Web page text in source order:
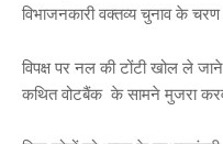
विभाजनकारी वक्तव्य चुनाव के
विपक्ष पर नल की टोंटी खोल ले
कथित वोटबैंक के सामने मुजरा